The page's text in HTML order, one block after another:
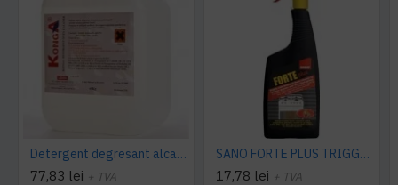
Detergent degresant alcalin Cuptor si Plita, 5 L, Konga
77,83 lei + TVA
SANO FORTE PLUS TRIGGER, 750ml, detergent arsuri, grasimi
17,78 lei + TVA